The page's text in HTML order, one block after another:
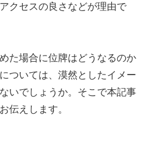
クセスの良さなどが理由で
た場合に位牌はどうなるのか
ついては、漠然としたイメー
いでしょうか。そこで本記事
伝えします。